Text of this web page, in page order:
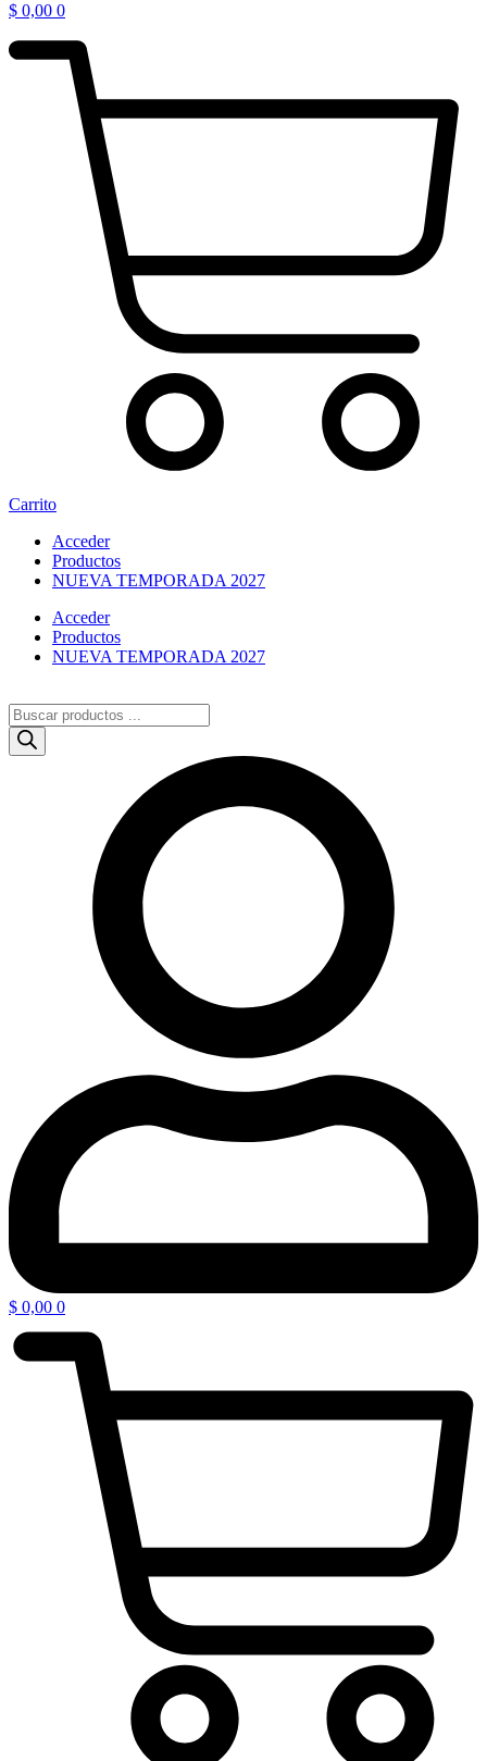
$ 0,00 0
Carrito
Acceder
Productos
NUEVA TEMPORADA 2027
Acceder
Productos
NUEVA TEMPORADA 2027
Búsqueda
de
productos
$ 0,00 0